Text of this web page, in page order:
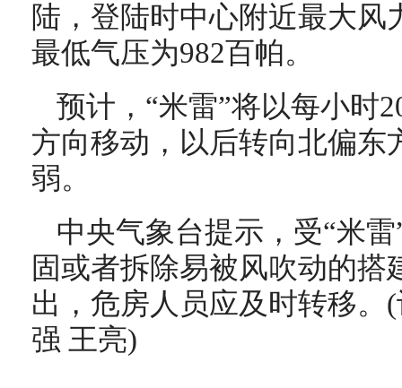
陆，登陆时中心附近最大风
最低气压为982百帕。
预计，“米雷”将以每小时
方向移动，以后转向北偏东
弱。
中央气象台提示，受“米
固或者拆除易被风吹动的
出，危房人员应及时转移。
强 王亮)